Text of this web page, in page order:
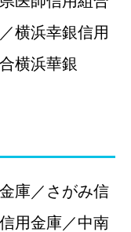
横浜幸銀信用
横浜華銀
庫／さがみ信
用金庫／中南